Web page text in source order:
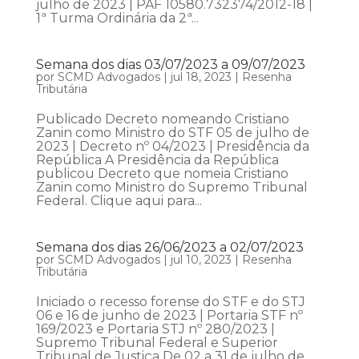
julho de 2023 | PAF 10580.732374/2012-18 |
1ª Turma Ordinária da 2ª...
Semana dos dias 03/07/2023 a 09/07/2023
por SCMD Advogados| jul 18, 2023 | Resenha
Tributária
Publicado Decreto nomeando Cristiano
Zanin como Ministro do STF 05 de julho de
2023 | Decreto nº 04/2023 | Presidência da
República A Presidência da República
publicou Decreto que nomeia Cristiano
Zanin como Ministro do Supremo Tribunal
Federal. Clique aqui para...
Semana dos dias 26/06/2023 a 02/07/2023
por SCMD Advogados| jul 10, 2023 | Resenha
Tributária
Iniciado o recesso forense do STF e do STJ
06 e 16 de junho de 2023 | Portaria STF nº
169/2023 e Portaria STJ nº 280/2023 |
Supremo Tribunal Federal e Superior